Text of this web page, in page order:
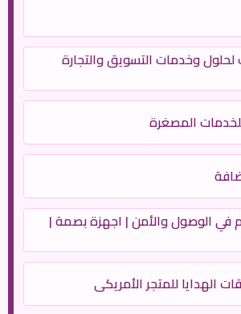
وخدمات التسويق والتجارة
المصغرة
في الوصول والأمن | اجهزة بصمة |
الهدايا للمتجر الأمريكي